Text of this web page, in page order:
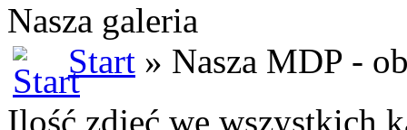
Nasza galeria
Start » Nasza MDP -
Ilość zdjęć we wszystkich